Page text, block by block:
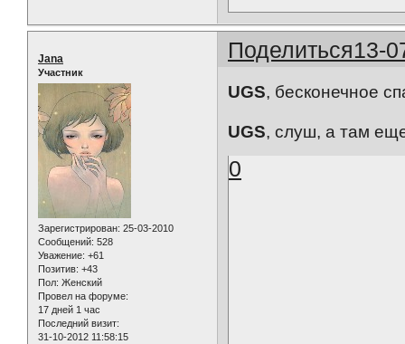
Поделиться13-
Jana
Участник
Зарегистрирован: 25-03-2010
Сообщений: 528
Уважение: +61
Позитив: +43
Пол: Женский
Провел на форуме:
17 дней 1 час
Последний визит:
31-10-2012 11:58:15
UGS, бесконечное
UGS, слуш, а там
0